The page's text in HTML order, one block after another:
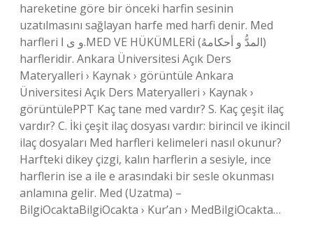
hareketine göre bir önceki harfin sesinin
uzatılmasını sağlayan harfe med harfi denir. Med
harfleri و ى ا.MED VE HÜKÜMLERİ (المدُّ و أحكامهُ)
harfleridir. Ankara Üniversitesi Açık Ders
Materyalleri › Kaynak › görüntüle Ankara
Üniversitesi Açık Ders Materyalleri › Kaynak ›
görüntülePPT Kaç tane med vardır? S. Kaç çeşit ilaç
vardır? C. İki çeşit ilaç dosyası vardır: birincil ve ikincil
ilaç dosyaları Med harfleri kelimeleri nasıl okunur?
Harfteki dikey çizgi, kalın harflerin a sesiyle, ince
harflerin ise a ile e arasındaki bir sesle okunması
anlamına gelir. Med (Uzatma) –
BilgiOcaktaBilgiOcakta › Kur’an › MedBilgiOcakta…